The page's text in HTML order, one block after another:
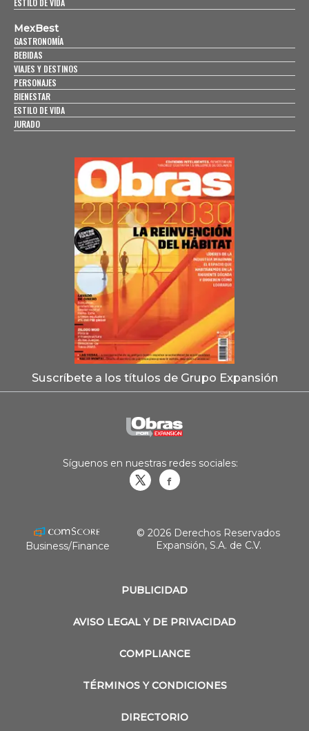
MexBest
GASTRONOMÍA
BEBIDAS
VIAJES Y DESTINOS
PERSONAJES
BIENESTAR
ESTILO DE VIDA
JURADO
Suscríbete a los títulos de Grupo Expansión
PUBLICIDAD
AVISO LEGAL Y DE PRIVACIDAD
COMPLIANCE
TÉRMINOS Y CONDICIONES
DIRECTORIO
Síguenos en nuestras redes sociales:
Business/Finance
© 2026 Derechos Reservados
Expansión, S.A. de C.V.